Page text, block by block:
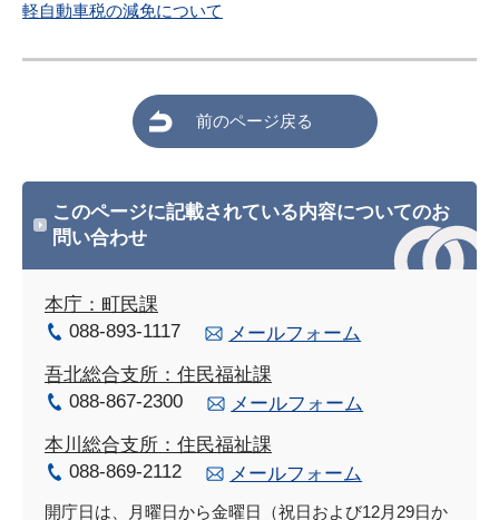
軽自動車税の減免について
前のページ戻る
このページに記載されている内容についてのお
問い合わせ
本庁：町民課
088-893-1117
メールフォーム
吾北総合支所：住民福祉課
088-867-2300
メールフォーム
本川総合支所：住民福祉課
088-869-2112
メールフォーム
開庁日は、月曜日から金曜日（祝日および12月29日か